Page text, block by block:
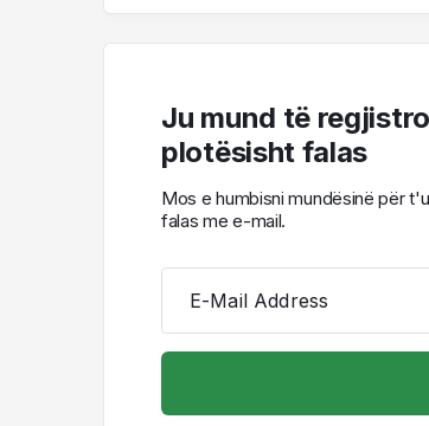
Ju mund të
plotësisht falas
Mos e humbisni mundësinë për
falas me e-mail.
E-Mail Address